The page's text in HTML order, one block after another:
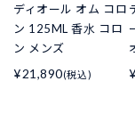
ディオール オム コロ
ン 125ML 香水 コロ
ン メンズ
¥21,890(税込)